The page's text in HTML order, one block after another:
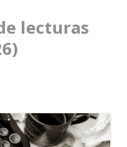
lecturas
contenido